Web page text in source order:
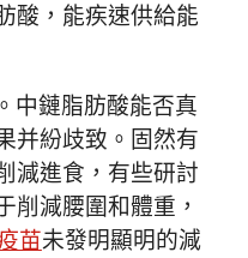
酸，能疾速供給能
中鏈脂肪酸能否真
并紛歧致。固然有
減進食，有些研討
削減腰圍和體重，
苗未發明顯明的減